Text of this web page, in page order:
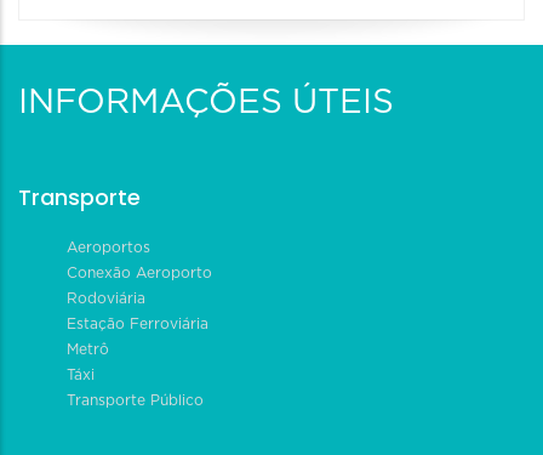
INFORMAÇÕES ÚTEIS
Transporte
Aeroportos
Conexão Aeroporto
Rodoviária
Estação Ferroviária
Metrô
Táxi
Transporte Público